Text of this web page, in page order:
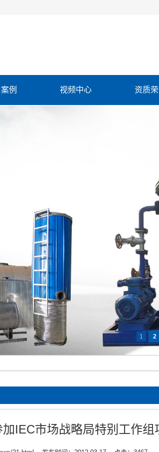
例 视频中心 资质
1 2
IEC市场战略局特别工作组